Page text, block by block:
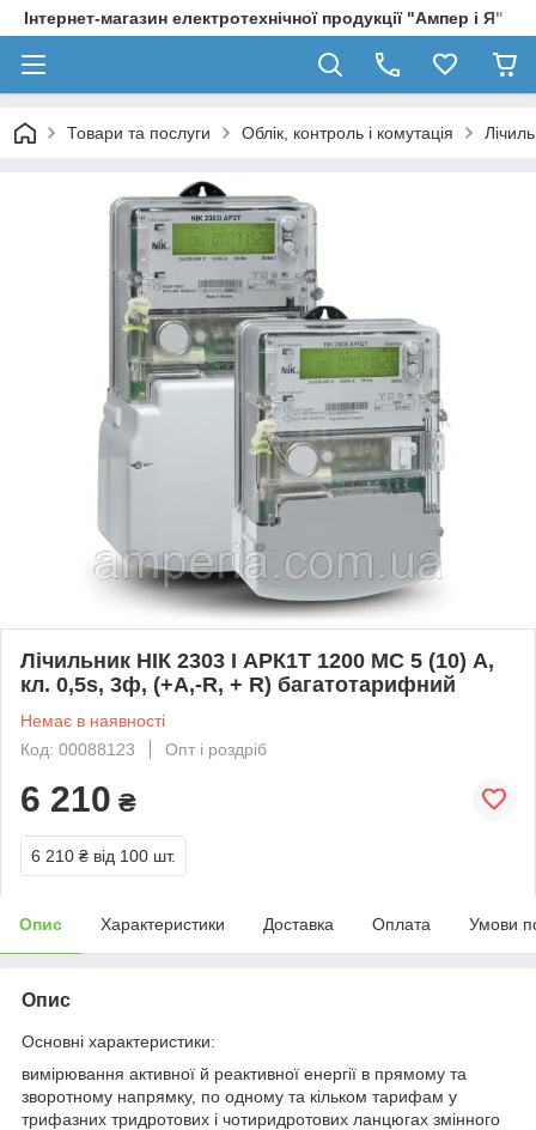
Інтернет-магазин електротехнічної продукції "Ампер і Я"
Товари та послуги Облік, контроль і комутація
Лічильник НІК 2303 I АРК1Т 1200 МС 5 (10) А,
кл. 0,5s, 3ф, (+А,-R, + R) багатотарифний
Немає в наявності
Код: 00088123
Опт і роздріб
6 210 ₴
6 210 ₴ від 100 шт.
Опис Характеристики Доставка Оплата Умови
Опис
Основні характеристики:
вимірювання активної й реактивної енергії в прямому та
зворотному напрямку, по одному та кільком тарифам у
трифазних тридротових і чотиридротових ланцюгах змінного